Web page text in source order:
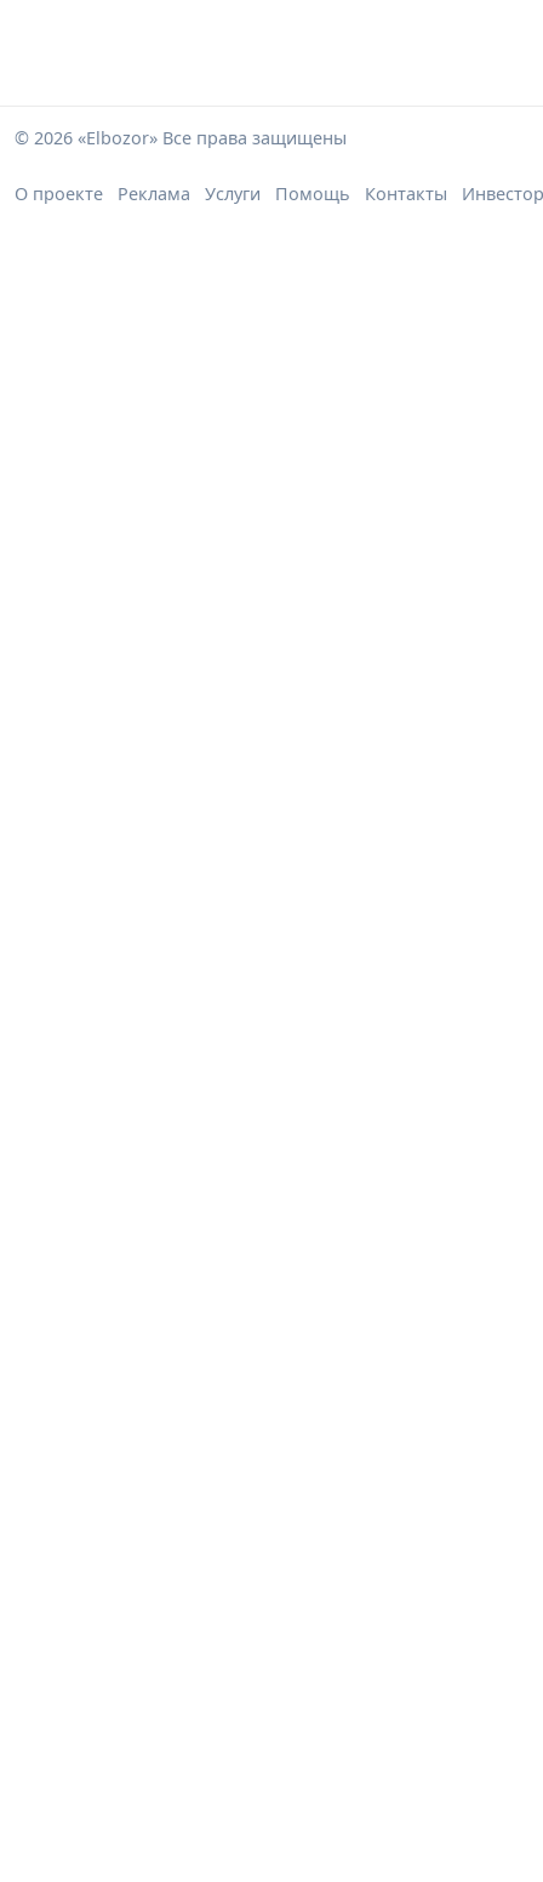
© 2026 «Elbozor» Все права защищены
О проекте Реклама Услуги Помощь Контакты